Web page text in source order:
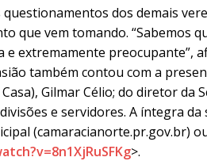
dos demais
que vem tomando. “Sabemos
e extremamente preocupante”,
também contou com a
Gilmar Célio; do diretor da
e servidores. A íntegra
(camaracianorte.pr.gov.br)
>.